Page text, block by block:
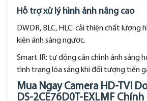
Hỗ trợ xử lý hình ảnh nâng cao
DWDR, BLC, HLC: cải thiện chất lượng
kiện ánh sáng ngược.
Smart IR: tự động cân chỉnh ánh sáng
tình trạng lóa sáng khi đối tượng tiến
Mua Ngay Camera HD-TVI
DS-2CE76D0T-EXLMF Chính